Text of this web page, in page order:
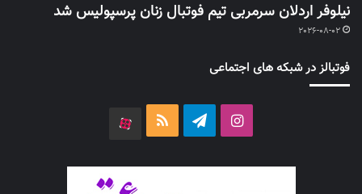
نیلوفر اردلان سرمربی تیم فوتبال زنان پرسپولیس شد
2026-08-02
فوتبالز در شبکه های اجتماعی
اینستاگرامتلگرام خوراک